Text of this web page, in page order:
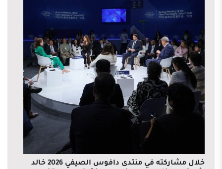
خلال مشاركته في منتدى دافوس الصيفي 2026 خالد